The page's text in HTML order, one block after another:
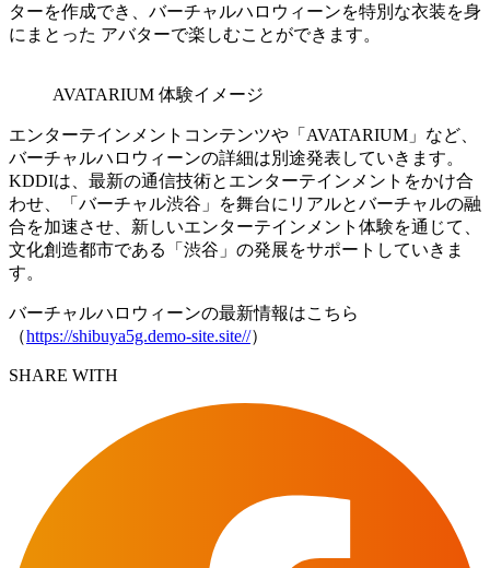
ターを作成でき、バーチャルハロウィーンを特別な衣装を身
にまとった アバターで楽しむことができます。
AVATARIUM 体験イメージ
エンターテインメントコンテンツや「AVATARIUM」など、
バーチャルハロウィーンの詳細は別途発表していきます。
KDDIは、最新の通信技術とエンターテインメントをかけ合
わせ、「バーチャル渋谷」を舞台にリアルとバーチャルの融
合を加速させ、新しいエンターテインメント体験を通じて、
文化創造都市である「渋谷」の発展をサポートしていきま
す。
バーチャルハロウィーンの最新情報はこちら
（https://shibuya5g.demo-site.site//）
SHARE WITH